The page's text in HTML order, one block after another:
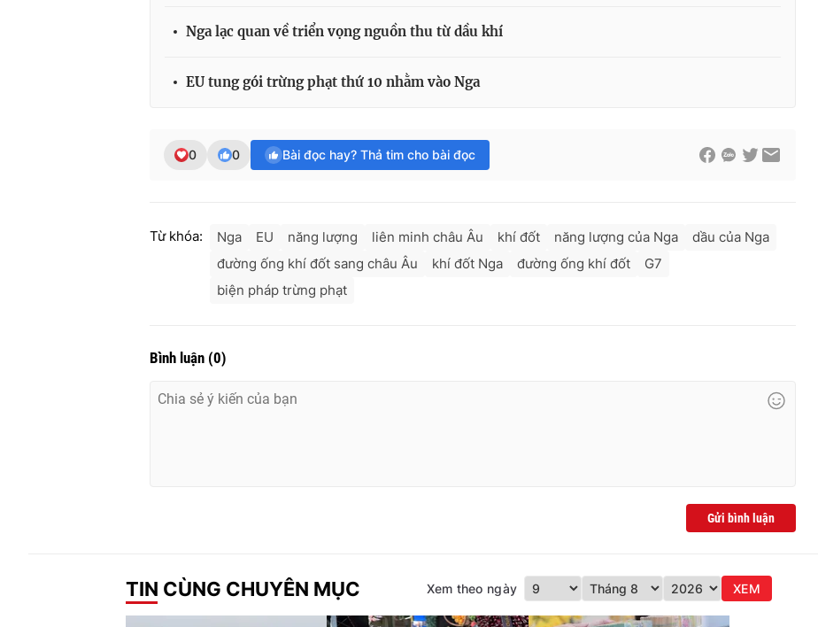
Nga lạc quan về triển vọng nguồn thu từ dầu khí
EU tung gói trừng phạt thứ 10 nhằm vào Nga
0 0 Bài đọc hay? Thả tim cho bài đọc
Từ khóa: Nga EU năng lượng liên minh châu Âu khí đốt năng lượng của Nga
dầu của Nga
đường ống khí đốt sang châu Âu
khí đốt Nga đường ống khí đốt
G7
biện pháp trừng phạt
Bình luận (0)
Gửi bình luận
TIN CÙNG CHUYÊN MỤC Xem theo ngày XEM